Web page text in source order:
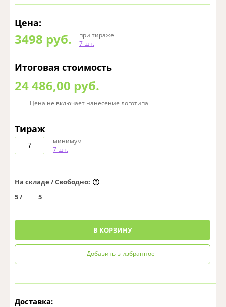
Цена:
3498 руб.
при тираже
7 шт.
Итоговая стоимость
24 486,00 руб.
Цена не включает нанесение логотипа
Тираж
минимум
7 шт.
На складе / Свободно:
5 /
5
В КОРЗИНУ
Добавить в избранное
Доставка: